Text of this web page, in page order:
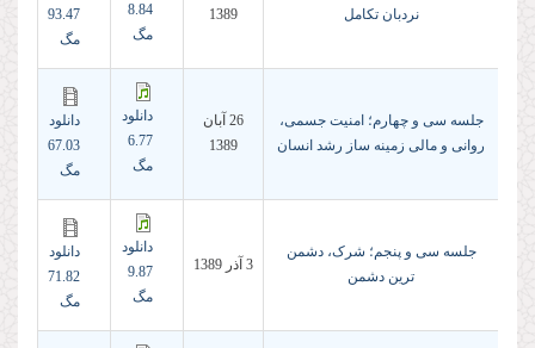
نردبان تکامل
1389
8.84
مگ
93.47
مگ
جلسه سی و چهارم؛ امنیت جسمی،
روانی و مالی زمینه ساز رشد انسان
26 آبان
1389
دانلود
6.77
مگ
دانلود
67.03
مگ
جلسه سی و پنجم؛ شرک، دشمن
ترین دشمن
3 آذر 1389
دانلود
9.87
مگ
دانلود
71.82
مگ